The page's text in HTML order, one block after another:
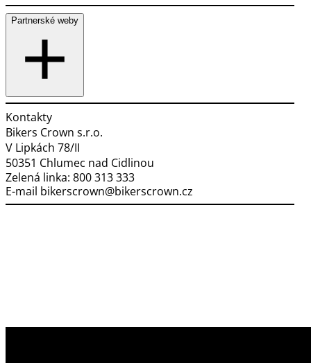
Partnerské weby
Kontakty
Bikers Crown s.r.o.
V Lipkách 78/II
50351 Chlumec nad Cidlinou
Zelená linka: 800 313 333
E-mail bikerscrown@bikerscrown.cz